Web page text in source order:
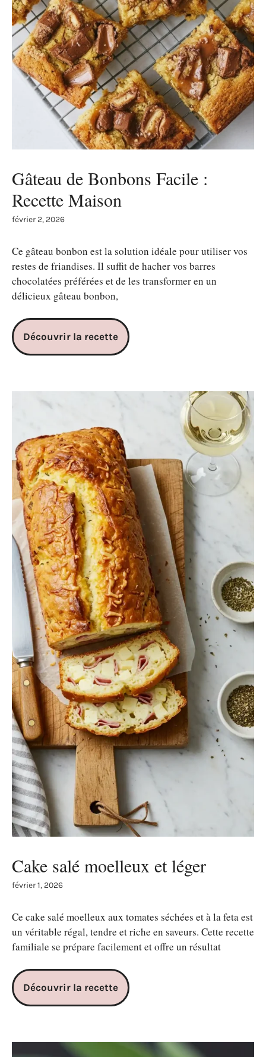
Gâteau de Bonbons Facile :
Recette Maison
février 2, 2026
Ce gâteau bonbon est la solution idéale pour utiliser vos
restes de friandises. Il suffit de hacher vos barres
chocolatées préférées et de les transformer en un
délicieux gâteau bonbon,
Découvrir la recette
Cake salé moelleux et léger
février 1, 2026
Ce cake salé moelleux aux tomates séchées et à la feta est
un véritable régal, tendre et riche en saveurs. Cette recette
familiale se prépare facilement et offre un résultat
Découvrir la recette